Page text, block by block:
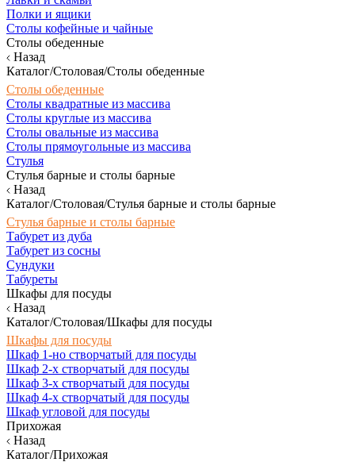
Полки и ящики
Столы кофейные и чайные
Столы обеденные
Назад
Каталог/Столовая/Столы обеденные
Столы обеденные
Столы квадратные из массива
Столы круглые из массива
Столы овальные из массива
Столы прямоугольные из массива
Стулья
Стулья барные и столы барные
Назад
Каталог/Столовая/Стулья барные и столы барные
Стулья барные и столы барные
Табурет из дуба
Табурет из сосны
Сундуки
Табуреты
Шкафы для посуды
Назад
Каталог/Столовая/Шкафы для посуды
Шкафы для посуды
Шкаф 1-но створчатый для посуды
Шкаф 2-х створчатый для посуды
Шкаф 3-х створчатый для посуды
Шкаф 4-х створчатый для посуды
Шкаф угловой для посуды
Прихожая
Назад
Каталог/Прихожая